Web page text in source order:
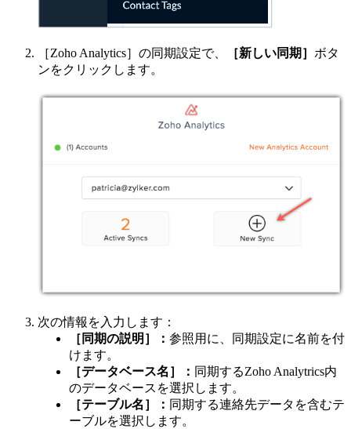
［Zoho Analytics］の同期設定で、 ［新しい同期］ ボタ
ンをクリックします。
次の情報を入力します：
［同期の説明］： 参照用に、同期設定に名前を付
けます。
［データベース名］： 同期するZoho Analytrics内
のデータベースを選択します。
［テーブル名］： 同期する連絡先データを含むテ
ーブルを選択します。